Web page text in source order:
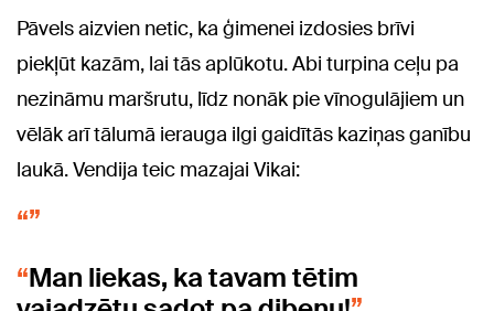
Pāvels aizvien netic, ka ģimenei izdosies brīvi
piekļūt kazām, lai tās aplūkotu. Abi turpina ceļu pa
nezināmu maršrutu, līdz nonāk pie vīnogulājiem un
vēlāk arī tālumā ierauga ilgi gaidītās kaziņas ganību
laukā. Vendija teic mazajai Vikai:
Man liekas, ka tavam tētim